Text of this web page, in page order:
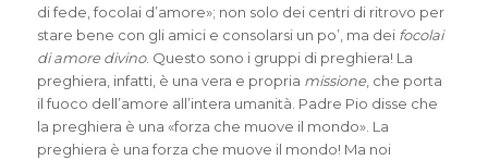
di fede, focolai d’amore»; non solo dei centri di ritrovo per
stare bene con gli amici e consolarsi un po’, ma dei focolai
di amore divino. Questo sono i gruppi di preghiera! La
preghiera, infatti, è una vera e propria missione, che porta
il fuoco dell’amore all’intera umanità. Padre Pio disse che
la preghiera è una «forza che muove il mondo». La
preghiera è una forza che muove il mondo! Ma noi